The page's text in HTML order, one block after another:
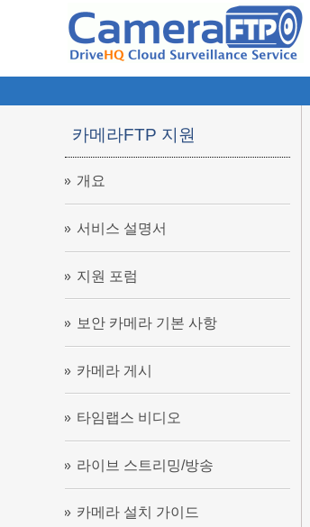
카메라FTP 지원
개요
서비스 설명서
지원 포럼
보안 카메라 기본 사항
카메라 게시
타임랩스 비디오
라이브 스트리밍/방송
카메라 설치 가이드